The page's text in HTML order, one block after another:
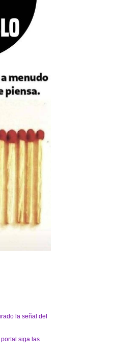
la señal del
siga las